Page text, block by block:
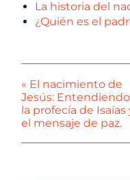
La historia del
¿Quién es el
« El nacimiento de
Jesús: Entendiendo
la profecía de Isaías
el mensaje de paz.